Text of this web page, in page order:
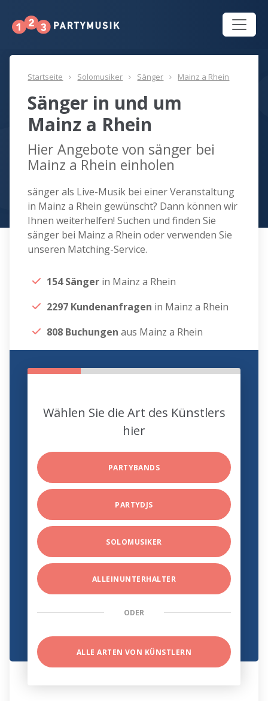
Startseite Solomusiker Sänger Mainz a Rhein
Sänger in und um
Mainz a Rhein
Hier Angebote von sänger bei
Mainz a Rhein einholen
sänger als Live-Musik bei einer Veranstaltung
in Mainz a Rhein gewünscht? Dann können wir
Ihnen weiterhelfen! Suchen und finden Sie
sänger bei Mainz a Rhein oder verwenden Sie
unseren Matching-Service.
154 Sänger in Mainz a Rhein
2297 Kundenanfragen in Mainz a Rhein
808 Buchungen aus Mainz a Rhein
Wählen Sie die Art des Künstlers
hier
PARTYBANDS
PARTYDJS
SOLOMUSIKER
ALLEINUNTERHALTER
ODER
ALLE ARTEN VON KÜNSTLERN